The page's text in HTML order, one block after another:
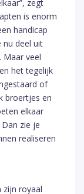
zegt
is enorm
handicap
nu deel uit
Maar veel
het tegelijk
of
broertjes en
elkaar
zie je
realiseren
zijn royaal